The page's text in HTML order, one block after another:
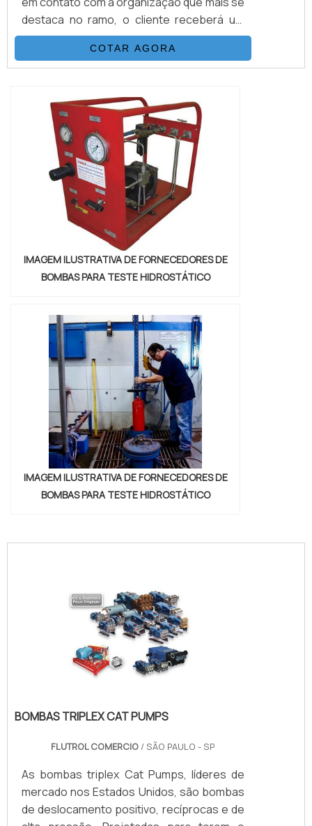
destaca no ramo, o cliente receberá um
suporte completo para sanar eventuais
dúvidas sobre o produto a ser
adquirido.Quando o interesse é por válvula
profissionais da Válvulas Precisa o cliente
encontrará excelente custo-benefício e
diversas opções d...
COTAR AGORA
IMAGEM ILUSTRATIVA DE FORNECEDORES DE
BOMBAS PARA TESTE HIDROSTÁTICO
IMAGEM ILUSTRATIVA DE FORNECEDORES DE
BOMBAS PARA TESTE HIDROSTÁTICO
BOMBAS TRIPLEX CAT PUMPS
FLUTROL COMERCIO / SÃO PAULO - SP
As bombas triplex Cat Pumps, líderes de
mercado nos Estados Unidos, são bombas
de deslocamento positivo, recíprocas e de